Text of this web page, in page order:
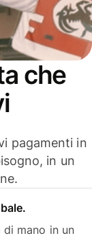
che
pagamenti in
in un
mano in un